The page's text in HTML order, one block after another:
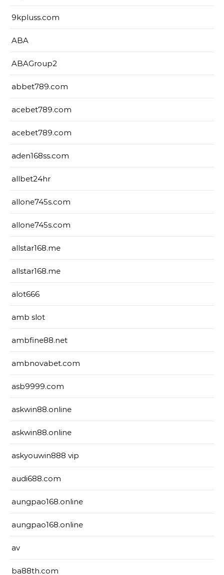
9kpluss.com
ABA
ABAGroup2
abbet789.com
acebet789.com
acebet789.com
aden168ss.com
allbet24hr
allone745s.com
allone745s.com
allstar168.me
allstar168.me
alot666
amb slot
ambfine88.net
ambnovabet.com
asb9999.com
askwin88.online
askwin88.online
askyouwin888 vip
audi688.com
aungpao168.online
aungpao168.online
av
ba88th.com